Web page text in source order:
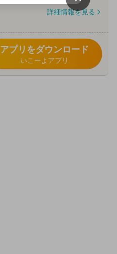
詳細情報を見る
アプリをダウンロード
いこーよアプリ